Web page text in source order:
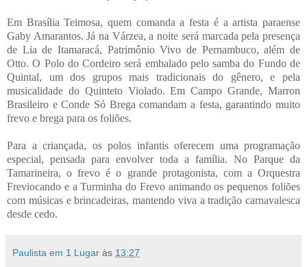
Em Brasília Teimosa, quem comanda a festa é a artista paraense
Gaby Amarantos. Já na Várzea, a noite será marcada pela presença
de Lia de Itamaracá, Patrimônio Vivo de Pernambuco, além de
Otto. O Polo do Cordeiro será embalado pelo samba do Fundo de
Quintal, um dos grupos mais tradicionais do gênero, e pela
musicalidade do Quinteto Violado. Em Campo Grande, Marron
Brasileiro e Conde Só Brega comandam a festa, garantindo muito
frevo e brega para os foliões.
Para a criançada, os polos infantis oferecem uma programação
especial, pensada para envolver toda a família. No Parque da
Tamarineira, o frevo é o grande protagonista, com a Orquestra
Freviocando e a Turminha do Frevo animando os pequenos foliões
com músicas e brincadeiras, mantendo viva a tradição carnavalesca
desde cedo.
Paulista em 1 Lugar às 13:27